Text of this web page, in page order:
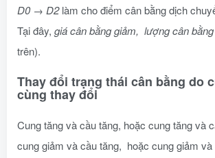
D0 → D2làm cho điểm cân bằng dịch
Tại đây, giá cân bằng giảm, lượng cân
trên).
Thay đổi trạng thái cân bằng do
cùng thay đổi
Cung tăng và cầu tăng, hoặc cung tăng và
cung giảm và cầu tăng, hoặc cung giảm